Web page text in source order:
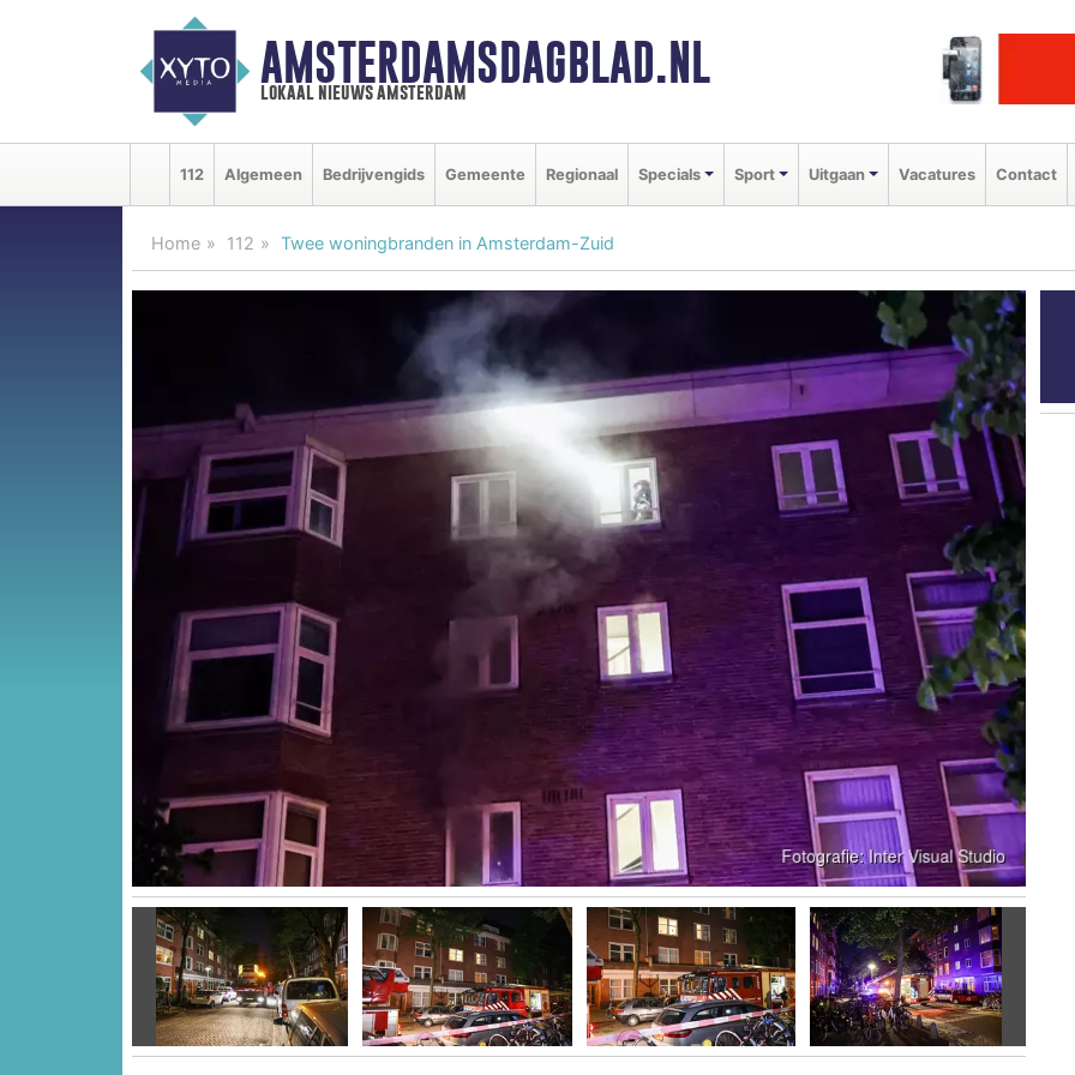
AMSTERDAMSDAGBLAD.NL
lokaal nieuws amsterdam
112 Algemeen Bedrijvengids Gemeente Regionaal Specials Sport Uitgaan Vacatures Contact
Home 112 Twee woningbranden in Amsterdam-Zuid
Vorige